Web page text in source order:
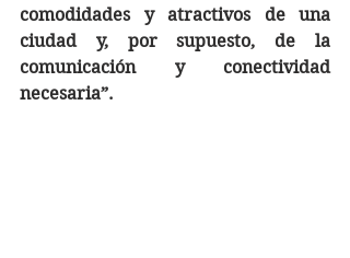
comodidades y atractivos de una
ciudad y, por supuesto, de la
comunicación y conectividad
necesaria”.